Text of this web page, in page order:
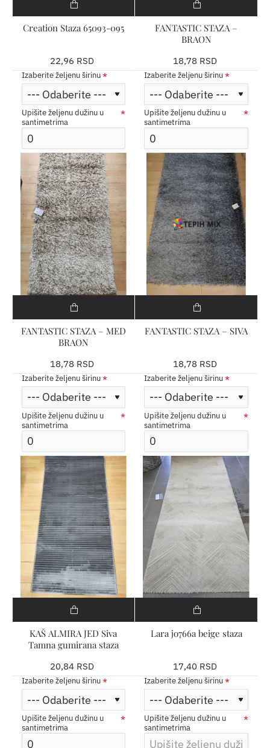
Creation Staza 65093-095
22,96 RSD
Izaberite željenu širinu
Upišite željenu dužinu u
santimetrima
FANTASTIC STAZA –
BRAON
18,78 RSD
Izaberite željenu širinu
Upišite željenu dužinu u
santimetrima
FANTASTIC STAZA – MED
BRAON
18,78 RSD
Izaberite željenu širinu
Upišite željenu dužinu u
santimetrima
FANTASTIC STAZA – SIVA
18,78 RSD
Izaberite željenu širinu
Upišite željenu dužinu u
santimetrima
KAŠ ALMIRA JED Siva
Tamna gumirana staza
20,84 RSD
Izaberite željenu širinu
Upišite željenu dužinu u
santimetrima
Lara jo766a beige staza
17,40 RSD
Izaberite željenu širinu
Upišite željenu dužinu u
santimetrima